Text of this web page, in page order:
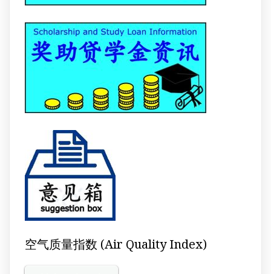
空气质量指数 (Air Quality Index)